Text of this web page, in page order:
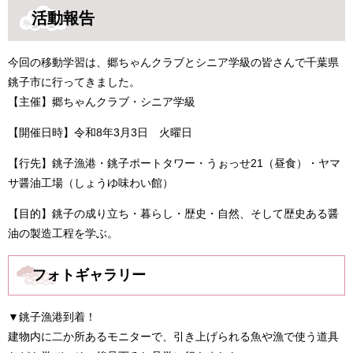
活動報告
今回の移動学習は、郷ちゃんクラブとシニア学級の皆さんで千葉県
銚子市に行ってきました。
【主催】郷ちゃんクラブ・シニア学級
【開催日時】令和8年3月3日 火曜日
【行先】銚子漁港・銚子ポートタワー・うぉっせ21（昼食）・ヤマ
サ醤油工場（しょうゆ味わい館）
【目的】銚子の成り立ち・暮らし・歴史・自然、そして歴史ある醤
油の製造工程を学ぶ。
フォトギャラリー
▼銚子漁港到着！
建物内に二か所あるモニターで、引き上げられる魚や漁で使う道具